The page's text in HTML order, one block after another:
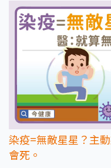
染疫=無敵星星？主
會死。